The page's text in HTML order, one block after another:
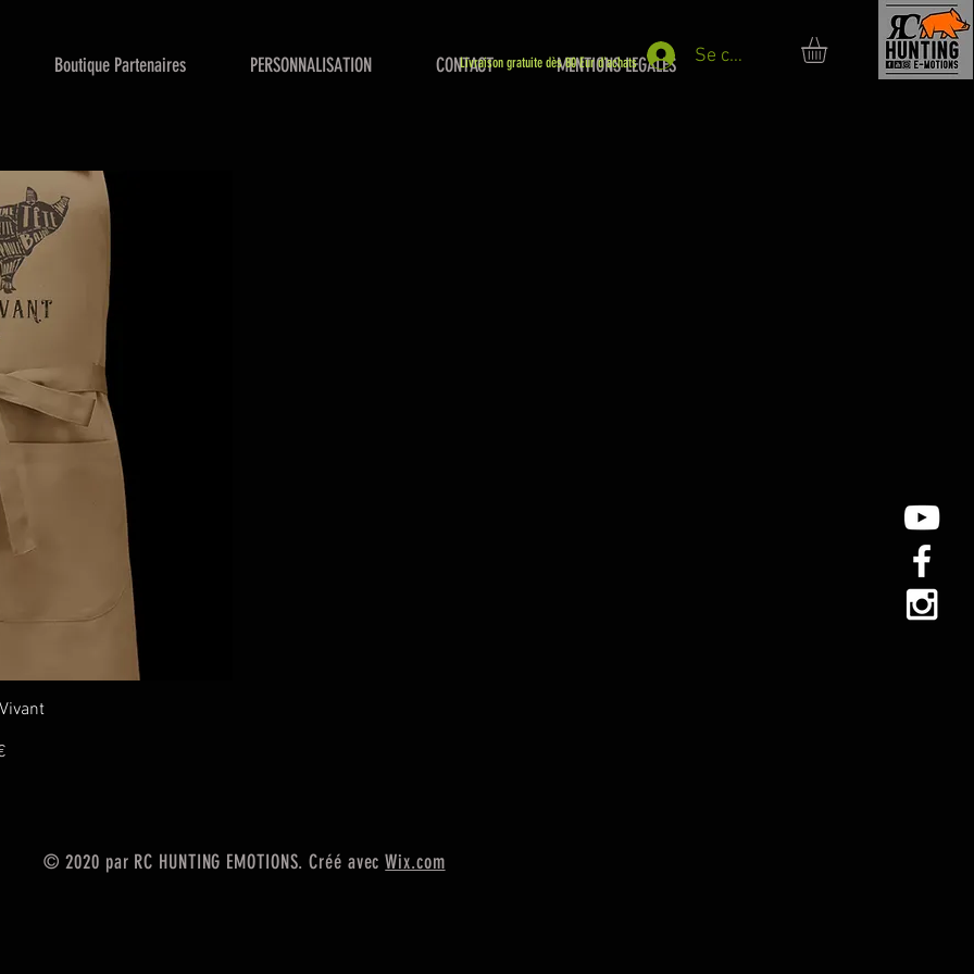
Boutique Partenaires PERSONNALISATION CONTACT MENTIONS LEGALES Se connecter
Livraison gratuite dès 80 Eur d'achats
© 2020 par RC HUNTING EMOTIONS. Créé avecWix.com